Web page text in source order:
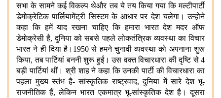
सभा के सामने कई विकल्प थेऔर तब ये तय किया गया कि मल्टीपार्टी
डेमोक्रेटिक पार्लियामेंट्री सिस्टम के आधार पर देश चलेगा। उन्होने
कहा कि हमें याद रखना चाहिए कि हमारा भारत देश मदर ऑफ
डेमोक्रेसी है, दुनिया को सबसे पहले लोकतंत्रिक व्यवस्था का विचार
भारत ने ही दिया है।1950 से हमने चुनावी व्यवस्था को अपनाना शुरू
किया, तब पार्टियां बननी शुरू हुईं। उस वक्त विचारधारा की दृष्टि से 4
बड़ी पार्टियां थीं। श्री शाह ने कहा कि उनकी पार्टी की विचारधारा का
पहला मुख्य स्तंभ है- सांस्कृतिक राष्ट्रवाद, दुनिया में सारे देश भू-
राजनीतिक हैं, लेकिन भारत एकमात्र भू-सांस्कृतिक देश है। दूसरा